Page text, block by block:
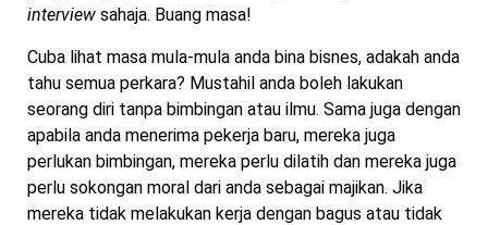
interview sahaja. Buang masa!
Cuba lihat masa mula-mula anda bina bisnes, adakah anda
tahu semua perkara? Mustahil anda boleh lakukan
seorang diri tanpa bimbingan atau ilmu. Sama juga dengan
apabila anda menerima pekerja baru, mereka juga
perlukan bimbingan, mereka perlu dilatih dan mereka juga
perlu sokongan moral dari anda sebagai majikan. Jika
mereka tidak melakukan kerja dengan bagus atau tidak